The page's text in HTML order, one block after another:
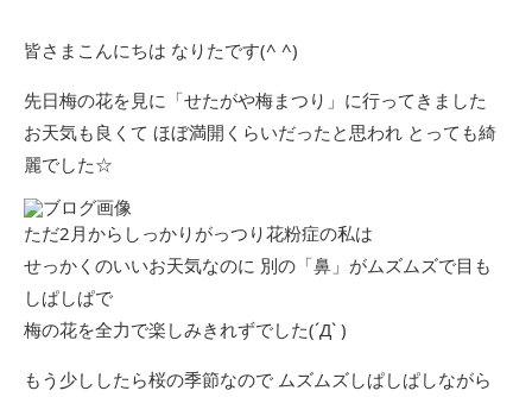
皆さまこんにちは なりたです(^ ^)
先日梅の花を見に「せたがや梅まつり」に行ってきました
お天気も良くて ほぼ満開くらいだったと思われ とっても綺
麗でした☆
ただ2月からしっかりがっつり花粉症の私は
せっかくのいいお天気なのに 別の「鼻」がムズムズで目も
しぱしぱで
梅の花を全力で楽しみきれずでした(´Д` )
もう少ししたら桜の季節なので ムズムズしぱしぱしながら